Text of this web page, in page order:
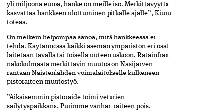
yli miljoona euroa, hanke on meille iso. Merkittävyyttä
kasvattaa hankkeen ulottuminen pitkälle ajalle”, Kiuru
toteaa.
On melkein helpompaa sanoa, mitä hankkeessa ei
tehdä. Käytännössä kaikki aseman ympäristön eri osat
laitetaan tavalla tai toisella uuteen uskoon. Ratainfran
näkökulmasta merkittävin muutos on Näsijärven
rantaan Naistenlahden voimalaitokselle kulkeneen
pistoraiteen muutostyö.
”Aikaisemmin pistoraide toimi veturien
säilytyspaikkana. Purimme vanhan raiteen pois.